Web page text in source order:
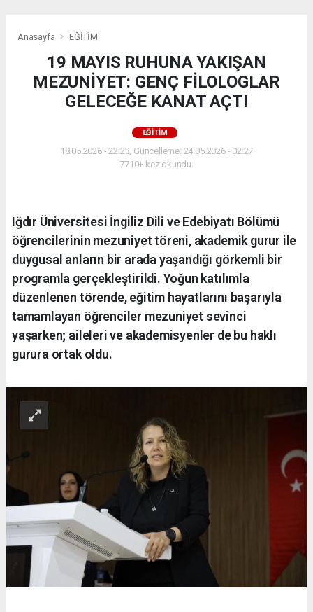
Anasayfa EĞİTİM
19 MAYIS RUHUNA YAKIŞAN
MEZUNİYET: GENÇ FİLOLOGLAR
GELECEĞE KANAT AÇTI
EĞİTİM
18.05.2026 - 22:23, Güncelleme: 24.05.2026 - 02:27
7710+ kez okundu.
Iğdır Üniversitesi İngiliz Dili ve Edebiyatı Bölümü
öğrencilerinin mezuniyet töreni, akademik gurur ile
duygusal anların bir arada yaşandığı görkemli bir
programla gerçekleştirildi. Yoğun katılımla
düzenlenen törende, eğitim hayatlarını başarıyla
tamamlayan öğrenciler mezuniyet sevinci
yaşarken; aileleri ve akademisyenler de bu haklı
gurura ortak oldu.